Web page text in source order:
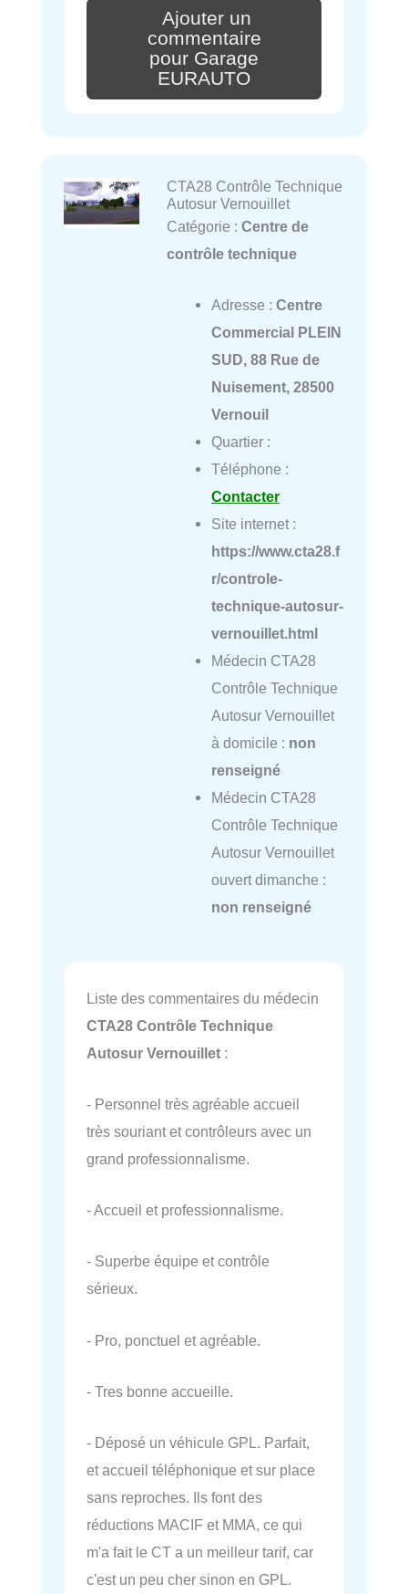
Ajouter un
commentaire
pour Garage
EURAUTO
CTA28 Contrôle Technique
Autosur Vernouillet
Catégorie : Centre de
contrôle technique
Adresse : Centre
Commercial PLEIN
SUD, 88 Rue de
Nuisement, 28500
Vernouil
Quartier :
Téléphone :
Contacter
Site internet :
https://www.cta28.f
r/controle-
technique-autosur-
vernouillet.html
Médecin CTA28
Contrôle Technique
Autosur Vernouillet
à domicile : non
renseigné
Médecin CTA28
Contrôle Technique
Autosur Vernouillet
ouvert dimanche :
non renseigné
Liste des commentaires du médecin
CTA28 Contrôle Technique
Autosur Vernouillet :
- Personnel très agréable accueil
très souriant et contrôleurs avec un
grand professionnalisme.
- Accueil et professionnalisme.
- Superbe équipe et contrôle
sérieux.
- Pro, ponctuel et agréable.
- Tres bonne accueille.
- Déposé un véhicule GPL. Parfait,
et accueil téléphonique et sur place
sans reproches. Ils font des
réductions MACIF et MMA, ce qui
m'a fait le CT a un meilleur tarif, car
c'est un peu cher sinon en GPL.